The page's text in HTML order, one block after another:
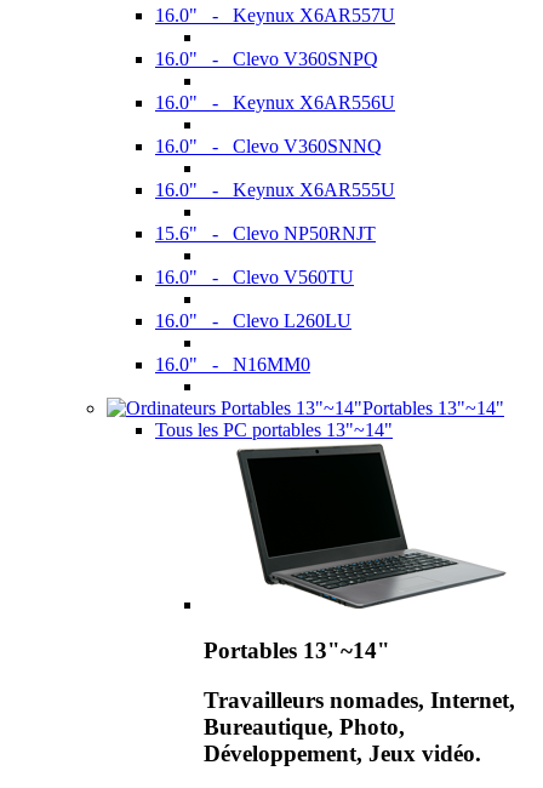
16.0" - Keynux X6AR557U
16.0" - Clevo V360SNPQ
16.0" - Keynux X6AR556U
16.0" - Clevo V360SNNQ
16.0" - Keynux X6AR555U
15.6" - Clevo NP50RNJT
16.0" - Clevo V560TU
16.0" - Clevo L260LU
16.0" - N16MM0
Portables 13"~14"
Tous les PC portables 13"~14"
Portables 13"~14"
Travailleurs nomades, Internet,
Bureautique, Photo,
Développement, Jeux vidéo.